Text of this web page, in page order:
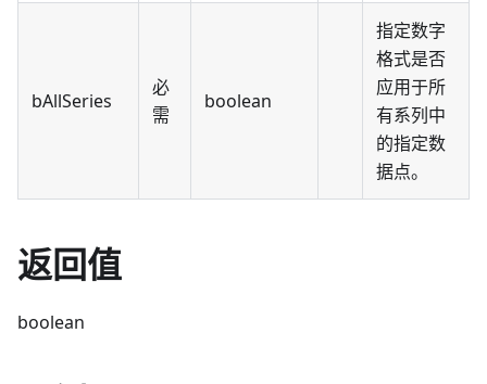
bAllSeries
必
需
boolean
指定数字
格式是否
应用于所
有系列中
的指定数
据点。
返回值
boolean